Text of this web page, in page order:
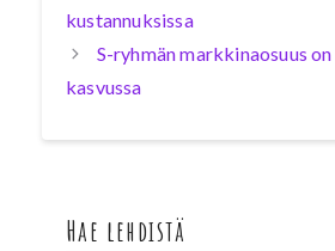
kustannuksissa
S-ryhmän markkinaosuus
kasvussa
Hae lehdistä